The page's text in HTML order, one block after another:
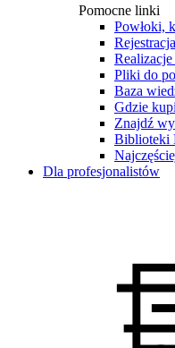
Pomocne linki
Powłoki,
Pliki do
Baza
Gdzie
Znajdź
Biblioteki
Dla profesjonalistów